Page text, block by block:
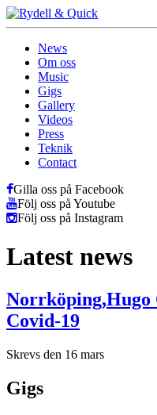
News
Om oss
Music
Gigs
Gallery
Videos
Press
Teknik
Contact
Gilla oss på Facebook
Följ oss på Youtube
Följ oss på Instagram
Latest news
Covid-19
Skrevs den 16 mars
Gigs